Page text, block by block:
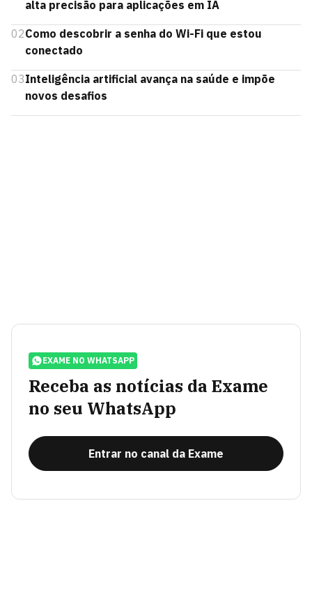
alta precisão para aplicações em IA
02Como descobrir a senha do Wi-Fi que estou
conectado
03Inteligência artificial avança na saúde e impõe
novos desafios
EXAME NO WHATSAPP
Receba as notícias da Exame
no seu WhatsApp
Entrar no canal da Exame